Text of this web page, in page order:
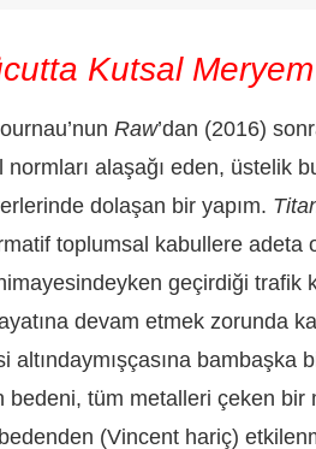
Kutsal
Raw’dan (2016)
normları alaşağı eden, üstelik
dolaşan bir yapım.
toplumsal kabullere adeta
geçirdiği trafik
devam etmek zorunda
altındaymışçasına bambaşka
bedeni, tüm metalleri çeken
(Vincent hariç)